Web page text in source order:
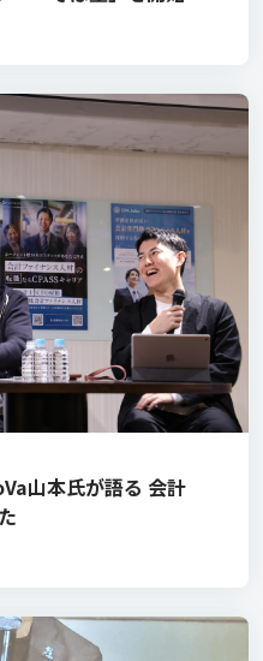
山本氏が語る 会計